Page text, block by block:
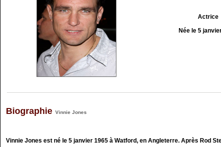
Actrice
Née le 5
Biographie Vinnie Jones
Vinnie Jones est né le 5 janvier 1965 à Watford, en Angleterre. Après Rod